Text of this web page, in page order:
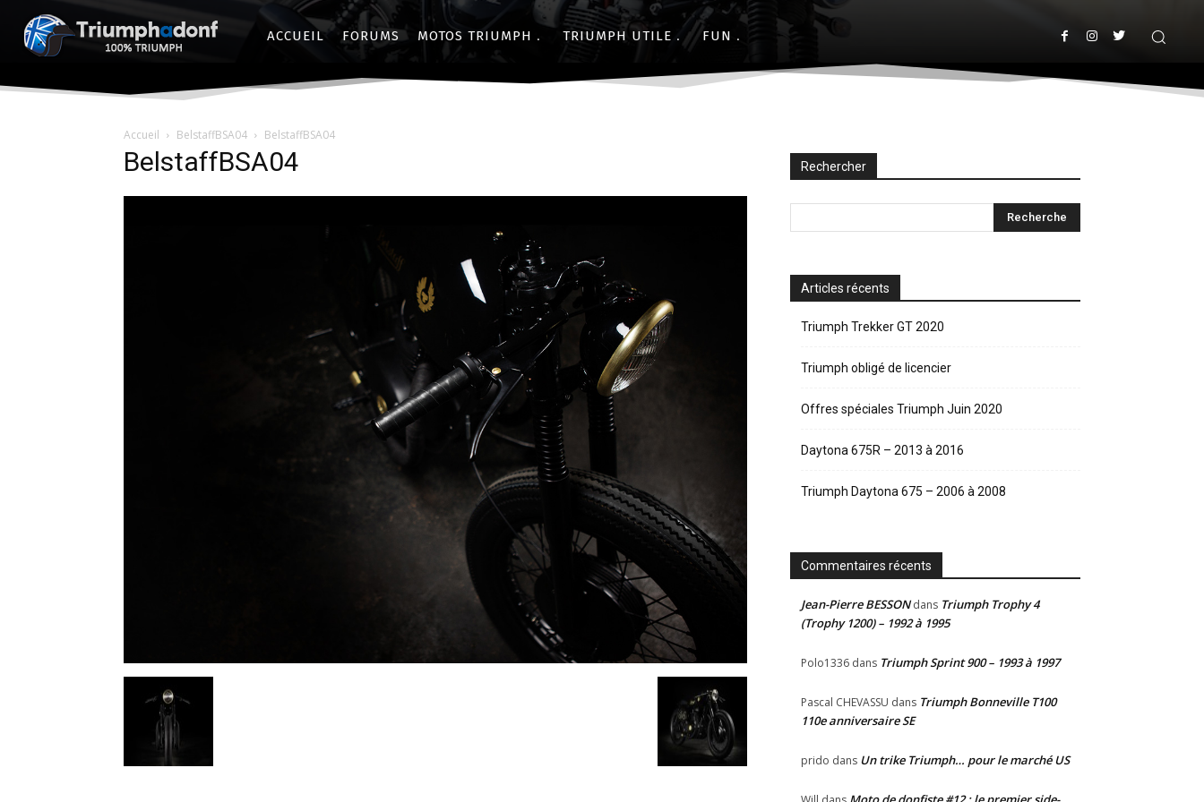
ACCUEIL FORUMS MOTOS TRIUMPH TRIUMPH UTILE FUN
Accueil BelstaffBSA04 BelstaffBSA04
BelstaffBSA04 Rechercher
Articles récents
Triumph Trekker GT 2020
Triumph obligé de licencier
Offres spéciales Triumph Juin 2020
Daytona 675R – 2013 à 2016
Triumph Daytona 675 – 2006 à 2008
Commentaires récents
Jean-Pierre BESSONdans Triumph Trophy 4
(Trophy 1200) – 1992 à 1995
Polo1336 dans Triumph Sprint 900 – 1993 à 1997
Pascal CHEVASSU dans Triumph Bonneville T100
110e anniversaire SE
prido dans Un trike Triumph… pour le marché US